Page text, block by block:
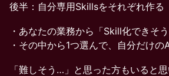
後半：自分専用Skillsをそれぞれ作る
・あなたの業務から「Skill化できそ
・その中から1つ選んで、自分だけ
「難しそう…」と思った方もいると